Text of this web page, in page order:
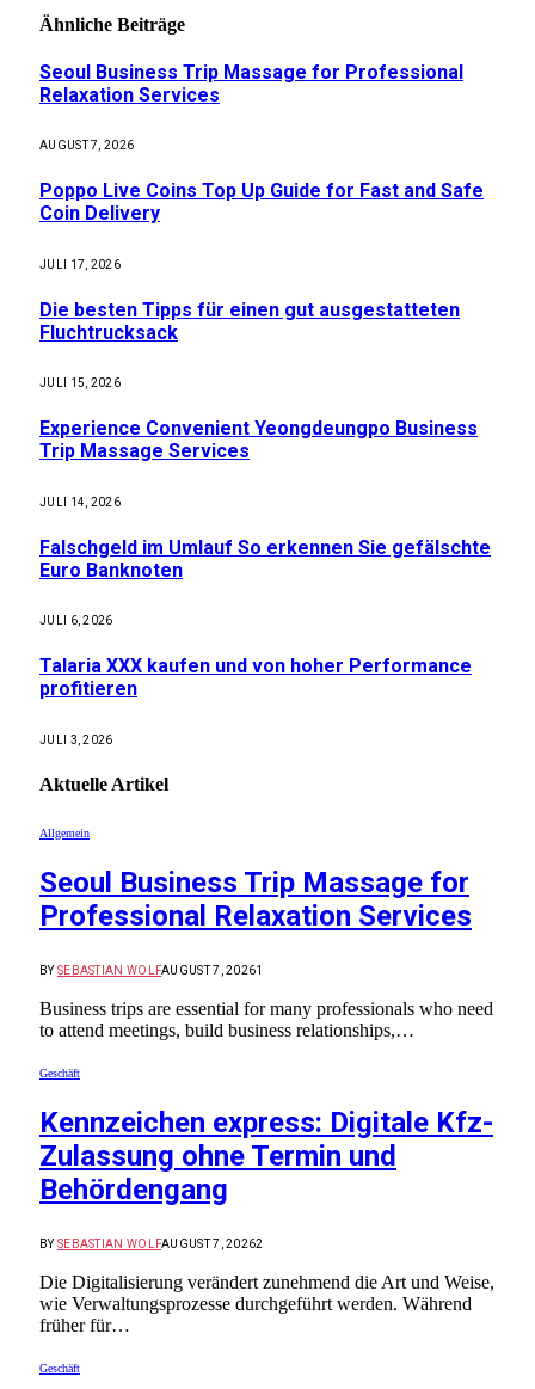
Ähnliche Beiträge
Seoul Business Trip Massage for Professional
Relaxation Services
AUGUST 7, 2026
Poppo Live Coins Top Up Guide for Fast and Safe
Coin Delivery
JULI 17, 2026
Die besten Tipps für einen gut ausgestatteten
Fluchtrucksack
JULI 15, 2026
Experience Convenient Yeongdeungpo Business
Trip Massage Services
JULI 14, 2026
Falschgeld im Umlauf So erkennen Sie gefälschte
Euro Banknoten
JULI 6, 2026
Talaria XXX kaufen und von hoher Performance
profitieren
JULI 3, 2026
Aktuelle Artikel
Allgemein
Seoul Business Trip Massage for
Professional Relaxation Services
BY SEBASTIAN WOLFAUGUST 7, 20261
Business trips are essential for many professionals who need
to attend meetings, build business relationships,…
Geschäft
Kennzeichen express: Digitale Kfz-
Zulassung ohne Termin und
Behördengang
BY SEBASTIAN WOLFAUGUST 7, 20262
Die Digitalisierung verändert zunehmend die Art und Weise,
wie Verwaltungsprozesse durchgeführt werden. Während
früher für…
Geschäft